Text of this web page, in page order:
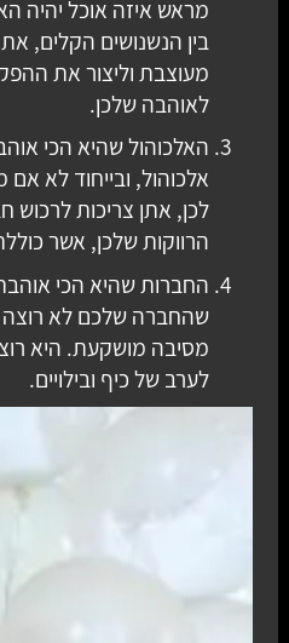
מראש איזה אוכל יהיה
בין הנשנושים הקלים,
מעוצבת וליצור את
לאוהבה שלכן.
האלכוהול שהיא הכי
אלכוהול, ובייחוד לא
לכן, אתן צריכות לרכוש
הרווקות שלכן, אשר
החברות שהיא הכי
שהחברה שלכם לא רוצה
מסיבה מושקעת. היא
לערב של כיף ובילויים.